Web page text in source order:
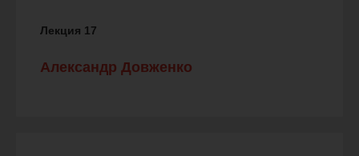
Лекция 17
Александр Довженко